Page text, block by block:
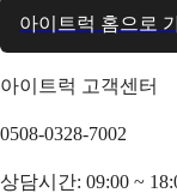
아이트럭 홈으로
아이트럭 고객센터
0508-0328-7002
상담시간: 09:00 ~